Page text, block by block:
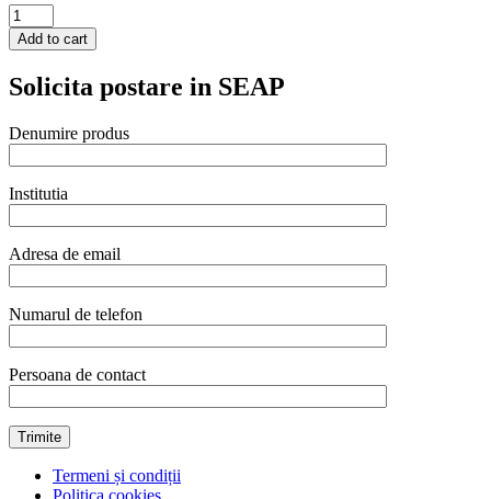
Bol
bucatarie,
inox,
lt,
mm,
Hendi,
potrivit
si
pt
uz
profesional
quantity
Add to cart
Solicita postare in SEAP
Denumire produs
Institutia
Adresa de email
Numarul de telefon
Persoana de contact
Termeni și condiții
Politica cookies